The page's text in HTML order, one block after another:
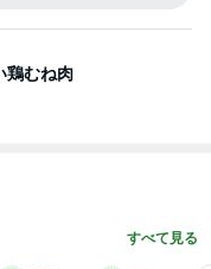
鶏むね肉
すべて見る